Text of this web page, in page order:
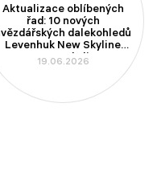
Aktualizace oblíbených
řad: 10 nových
dalekohledů
Levenhuk New Skyline
PLUS a New Skyline PRO
19.06.2026